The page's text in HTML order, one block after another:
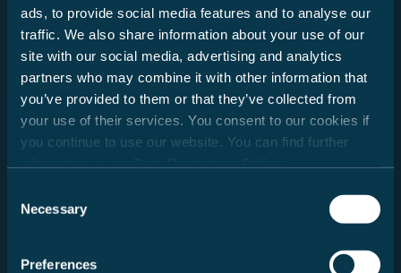
ads, to provide social media features and to analyse our
traffic. We also share information about your use of our
site with our social media, advertising and analytics
partners who may combine it with other information that
you’ve provided to them or that they’ve collected from
your use of their services. You consent to our cookies if
you continue to use our website. You can find further
Selection
Necessary
Preferences
Neue Suche
Nachricht